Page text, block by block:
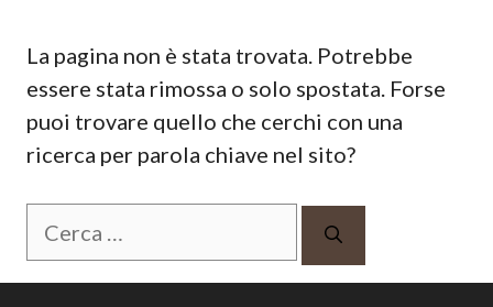
La pagina non è stata trovata. Potrebbe
essere stata rimossa o solo spostata. Forse
puoi trovare quello che cerchi con una
ricerca per parola chiave nel sito?
Ricerca